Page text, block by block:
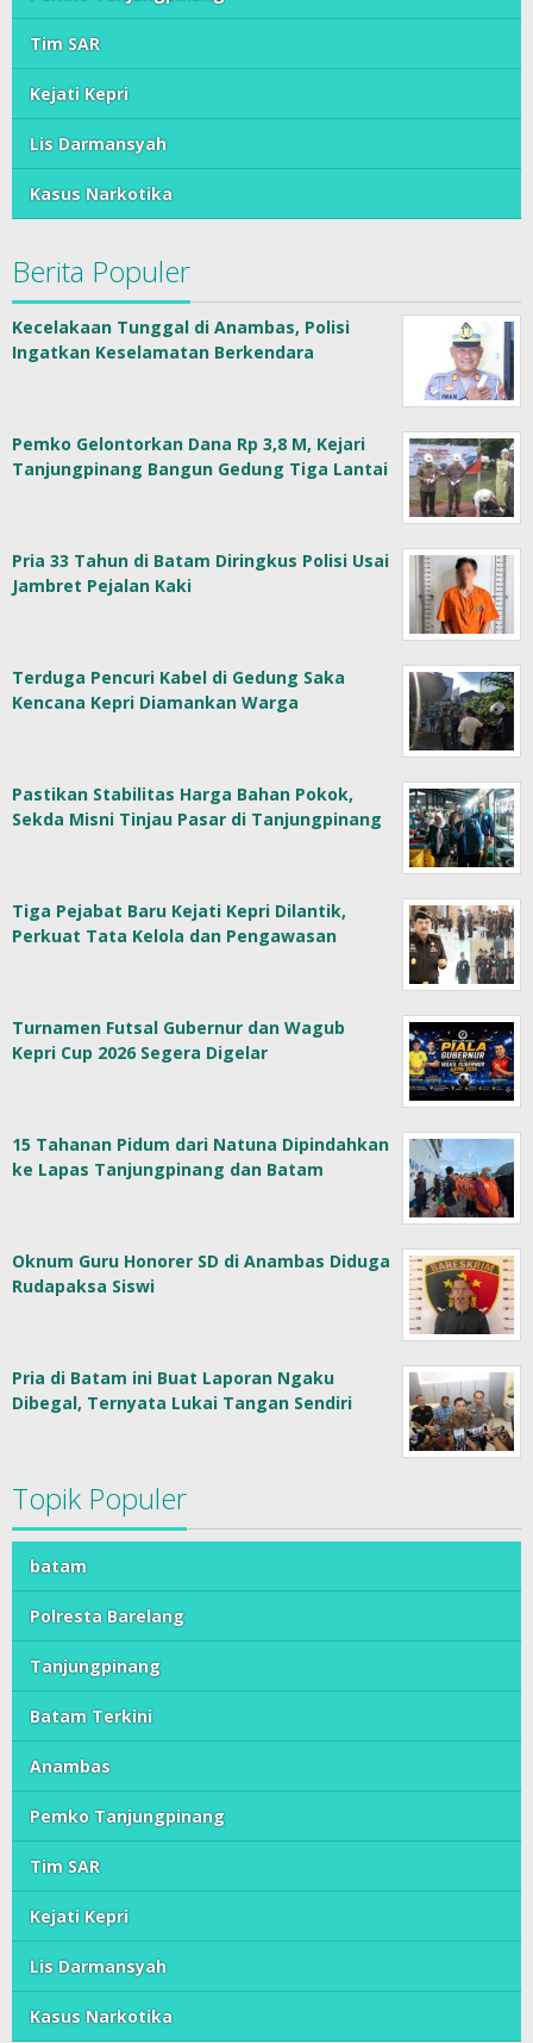
Tim SAR
Kejati Kepri
Lis Darmansyah
Kasus Narkotika
Berita Populer
Kecelakaan Tunggal di Anambas, Polisi
Ingatkan Keselamatan Berkendara
Pemko Gelontorkan Dana Rp 3,8 M, Kejari
Tanjungpinang Bangun Gedung Tiga Lantai
Pria 33 Tahun di Batam Diringkus Polisi Usai
Jambret Pejalan Kaki
Terduga Pencuri Kabel di Gedung Saka
Kencana Kepri Diamankan Warga
Pastikan Stabilitas Harga Bahan Pokok,
Sekda Misni Tinjau Pasar di Tanjungpinang
Tiga Pejabat Baru Kejati Kepri Dilantik,
Perkuat Tata Kelola dan Pengawasan
Turnamen Futsal Gubernur dan Wagub
Kepri Cup 2026 Segera Digelar
15 Tahanan Pidum dari Natuna Dipindahkan
ke Lapas Tanjungpinang dan Batam
Oknum Guru Honorer SD di Anambas Diduga
Rudapaksa Siswi
Pria di Batam ini Buat Laporan Ngaku
Dibegal, Ternyata Lukai Tangan Sendiri
Topik Populer
batam
Polresta Barelang
Tanjungpinang
Batam Terkini
Anambas
Pemko Tanjungpinang
Tim SAR
Kejati Kepri
Lis Darmansyah
Kasus Narkotika